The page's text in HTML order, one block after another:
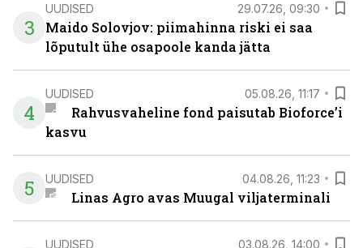
3
UUDISED 29.07.26, 09:30
Maido Solovjov: piimahinna riski ei saa
lõputult ühe osapoole kanda jätta
4
UUDISED 05.08.26, 11:17
Rahvusvaheline fond paisutab Bioforce’i
kasvu
5 UUDISED 04.08.26, 11:23
Linas Agro avas Muugal viljaterminali
UUDISED 03.08.26, 14:00